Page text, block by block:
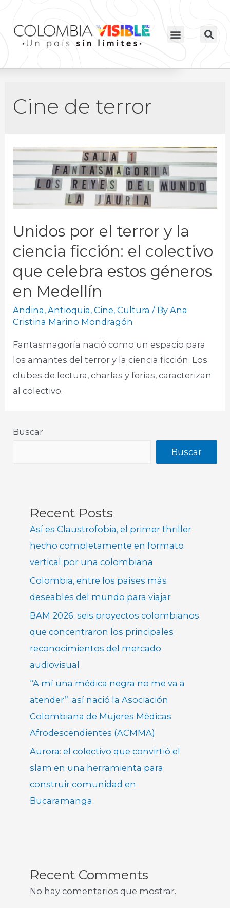
Cine de terror
Unidos por el terror y la
ciencia ficción: el colectivo
que celebra estos géneros
en Medellín
Andina,Antioquia,Cine,Cultura / ByAna
Cristina Marino Mondragón
Fantasmagoría nació como un espacio para
los amantes del terror y la ciencia ficción. Los
clubes de lectura, charlas y ferias, caracterizan
al colectivo.​
Buscar
Buscar
Recent Posts
Así es Claustrofobia, el primer thriller
hecho completamente en formato
vertical por una colombiana
Colombia, entre los países más
deseables del mundo para viajar
BAM 2026: seis proyectos colombianos
que concentraron los principales
reconocimientos del mercado
audiovisual
“A mí una médica negra no me va a
atender”: así nació la Asociación
Colombiana de Mujeres Médicas
Afrodescendientes (ACMMA)
Aurora: el colectivo que convirtió el
slam en una herramienta para
construir comunidad en
Bucaramanga
Recent Comments
No hay comentarios que mostrar.